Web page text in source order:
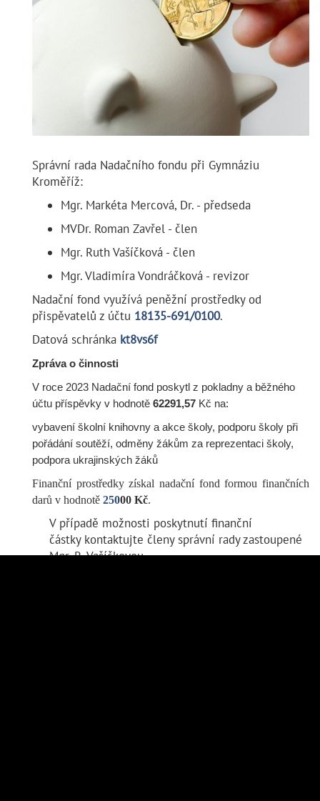
Správní rada Nadačního fondu při Gymnáziu
Kroměříž:
Mgr. Markéta Mercová, Dr. - předseda
MVDr. Roman Zavřel - člen
Mgr. Ruth Vašíčková - člen
Mgr. Vladimíra Vondráčková - revizor
Nadační fond využívá peněžní prostředky od
přispěvatelů z účtu 18135-691/0100.
Datová schránka kt8vs6f
Zpráva o činnosti
V roce 2023 Nadační fond poskytl z pokladny a běžného
účtu příspěvky v hodnotě 62291,57 Kč na:
vybavení školní knihovny a akce školy, podporu školy při
pořádání soutěží, odměny žákům za reprezentaci školy,
podpora ukrajinských žáků
Finanční prostředky získal nadační fond formou finančních
darů v hodnotě 25000 Kč.
V případě možnosti poskytnutí finanční
částky kontaktujte členy správní rady zastoupené
Mgr. R. Vašíčkovou.